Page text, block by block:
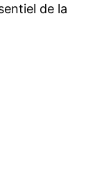
de la